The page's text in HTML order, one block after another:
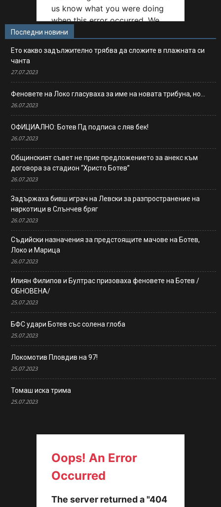
Последни новини
Ето какво задължително трябва да сложите в плажната си
чанта
27.07.2023
Феновете на Локо гласуваха за име на новата трибуна, но…
26.07.2023
ОФИЦИАЛНО: Ботев Пд подписа с ляв бек!
26.07.2023
Общинският съвет не прие предложението за анекс към
договора за стадион “Христо Ботев”
26.07.2023
Задържаха бивш играч на Левски за разпространение на
наркотици в Слънчев бряг
26.07.2023
Съдийски назначения за предстоящите мачове на Ботев,
Локо и Марица
26.07.2023
Илиян Филипов и Бултрас призоваха феновете на Ботев /
ОБНОВЕНА/
25.07.2023
БФС удари Ботев със солена глоба
25.07.2023
Локомотив Пловдив на 97!
25.07.2023
Томаш иска трима
25.07.2023